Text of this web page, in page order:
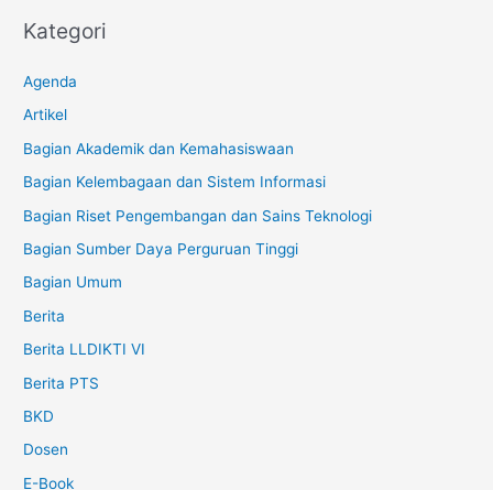
Kategori
Agenda
Artikel
Bagian Akademik dan Kemahasiswaan
Bagian Kelembagaan dan Sistem Informasi
Bagian Riset Pengembangan dan Sains Teknologi
Bagian Sumber Daya Perguruan Tinggi
Bagian Umum
Berita
Berita LLDIKTI VI
Berita PTS
BKD
Dosen
E-Book